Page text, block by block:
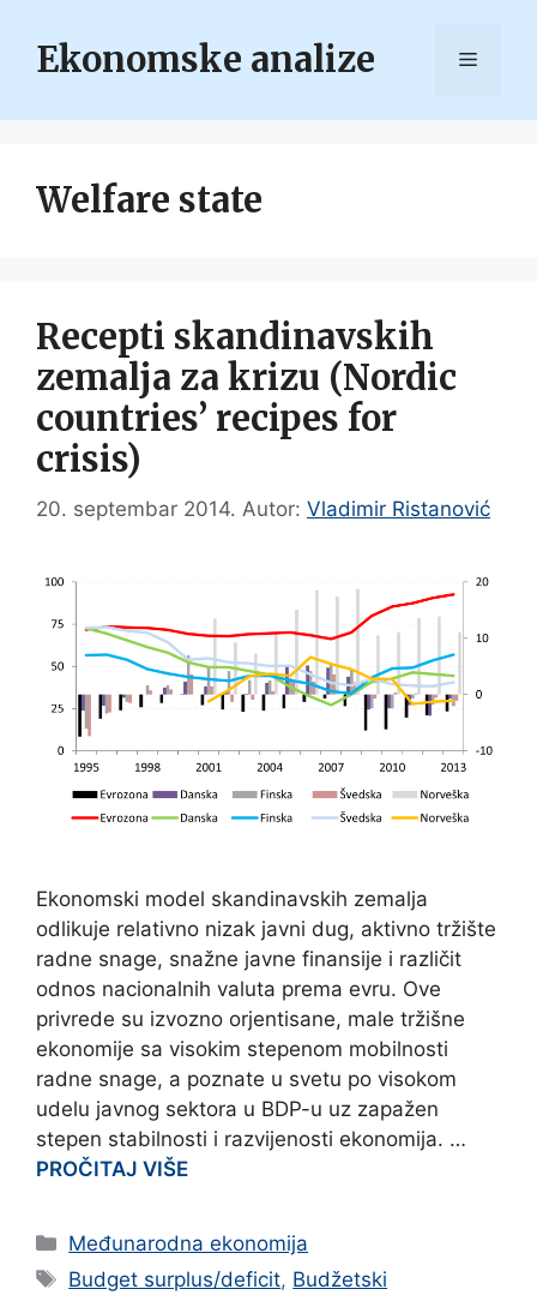
contentEkonomske analize Menu
Welfare state
Recepti skandinavskih
zemalja za krizu (Nordic
countries’ recipes for
crisis)
20. septembar 2014. Autor: Vladimir Ristanović
Ekonomski model skandinavskih zemalja
odlikuje relativno nizak javni dug, aktivno tržište
radne snage, snažne javne finansije i različit
odnos nacionalnih valuta prema evru. Ove
privrede su izvozno orjentisane, male tržišne
ekonomije sa visokim stepenom mobilnosti
radne snage, a poznate u svetu po visokom
udelu javnog sektora u BDP-u uz zapažen
stepen stabilnosti i razvijenosti ekonomija. …
PROČITAJ VIŠE
Categories
Međunarodna ekonomija
Tags
Budget surplus/deficit, Budžetski